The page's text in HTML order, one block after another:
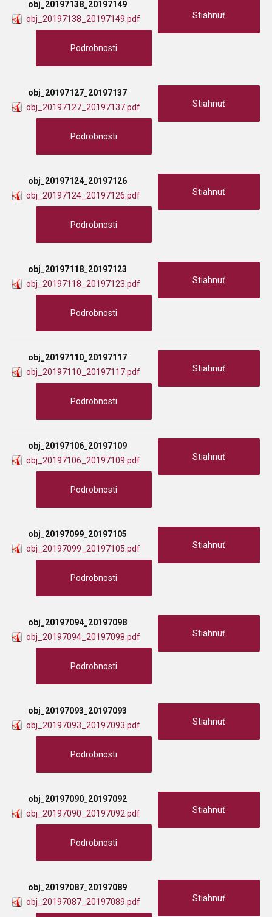
obj_20197138_20197149
obj_20197138_20197149.pdf
Stiahnuť
Podrobnosti
obj_20197127_20197137
obj_20197127_20197137.pdf
Stiahnuť
Podrobnosti
obj_20197124_20197126
obj_20197124_20197126.pdf
Stiahnuť
Podrobnosti
obj_20197118_20197123
obj_20197118_20197123.pdf
Stiahnuť
Podrobnosti
obj_20197110_20197117
obj_20197110_20197117.pdf
Stiahnuť
Podrobnosti
obj_20197106_20197109
obj_20197106_20197109.pdf
Stiahnuť
Podrobnosti
obj_20197099_20197105
obj_20197099_20197105.pdf
Stiahnuť
Podrobnosti
obj_20197094_20197098
obj_20197094_20197098.pdf
Stiahnuť
Podrobnosti
obj_20197093_20197093
obj_20197093_20197093.pdf
Stiahnuť
Podrobnosti
obj_20197090_20197092
obj_20197090_20197092.pdf
Stiahnuť
Podrobnosti
obj_20197087_20197089
obj_20197087_20197089.pdf
Stiahnuť